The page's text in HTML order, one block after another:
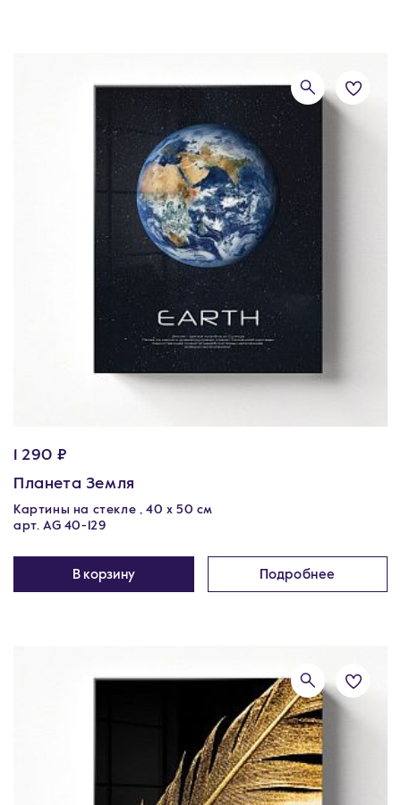
1 290 ₽
Планета Земля
Картины на стекле , 40 х 50 см
арт. AG 40-129
В корзину Подробнее